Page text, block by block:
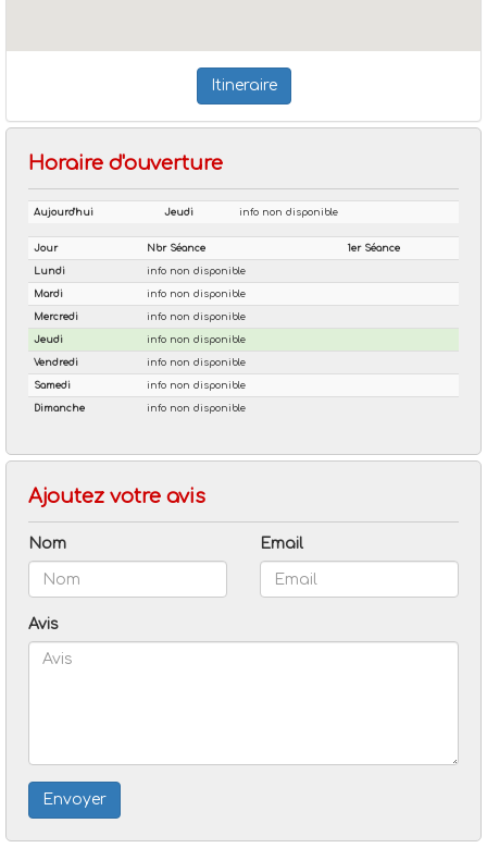
Itineraire
Horaire d'ouverture
Ajoutez votre avis
Nom Email
Avis
Envoyer